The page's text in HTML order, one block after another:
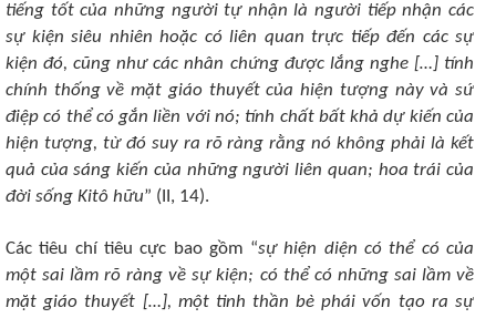
tiếng tốt của những người tự nhận là người tiếp nhận các
sự kiện siêu nhiên hoặc có liên quan trực tiếp đến các sự
kiện đó, cũng như các nhân chứng được lắng nghe […] tính
chính thống về mặt giáo thuyết của hiện tượng này và sứ
điệp có thể có gắn liền với nó; tính chất bất khả dự kiến của
hiện tượng, từ đó suy ra rõ ràng rằng nó không phải là kết
quả của sáng kiến của những người liên quan; hoa trái của
đời sống Kitô hữu” (II, 14).
Các tiêu chí tiêu cực bao gồm “sự hiện diện có thể có của
một sai lầm rõ ràng về sự kiện; có thể có những sai lầm về
mặt giáo thuyết […], một tinh thần bè phái vốn tạo ra sự